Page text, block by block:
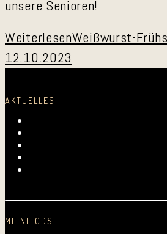
unsere Senioren!
WeiterlesenWeißwurst-
12.10.2023
AKTUELLES
MEINE CDS